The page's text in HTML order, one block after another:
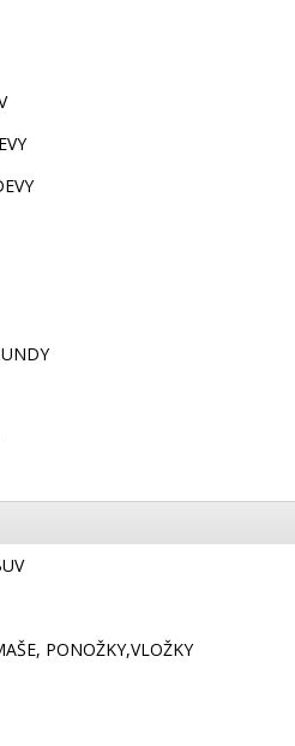
PONOŽKY,VLOŽKY